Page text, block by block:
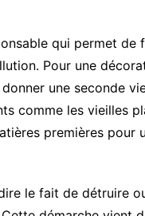
qui permet de
Pour une
une seconde
comme les vieilles
premières pour
le fait de détruire